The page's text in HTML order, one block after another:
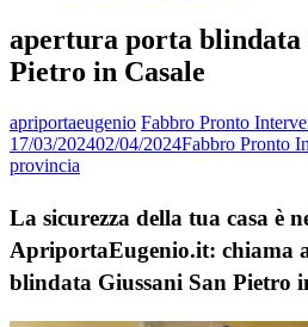
apertura porta blindata
Pietro in Casale
apriportaeugenio Fabbro Pronto
17/03/202402/04/2024Fabbro Pronto
provincia
La sicurezza della tua casa è
ApriportaEugenio.it: chiama
blindata Giussani San Pietro